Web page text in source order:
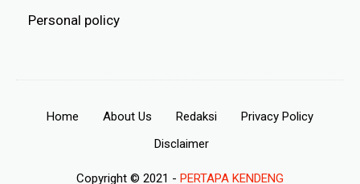
Personal policy
Home About Us Redaksi
Privacy Policy
Disclaimer
Copyright © 2021 - PERTAPA KENDENG